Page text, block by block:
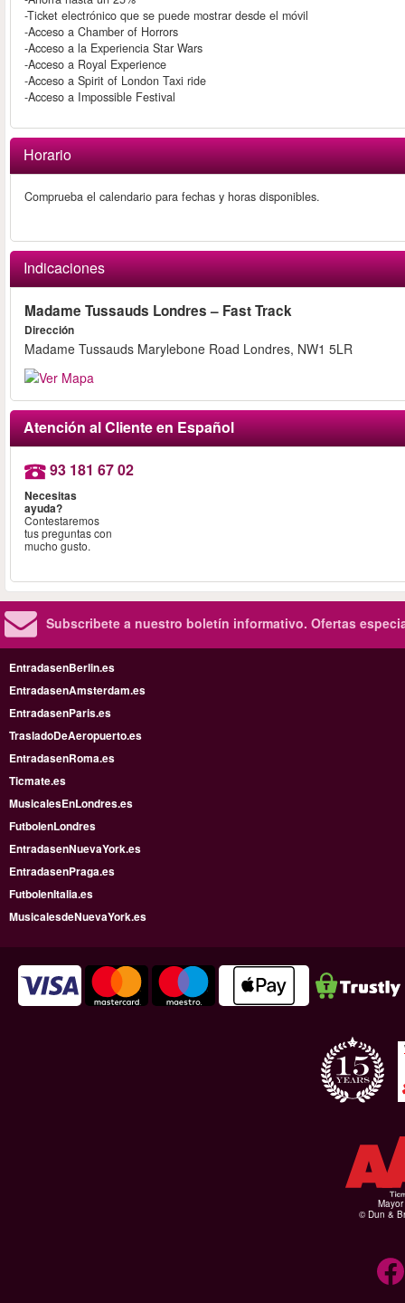
-Ticket electrónico que se puede mostrar desde el móvil
-Acceso a Chamber of Horrors
-Acceso a la Experiencia Star Wars
-Acceso a Royal Experience
-Acceso a Spirit of London Taxi ride
-Acceso a Impossible Festival
Horario
Comprueba el calendario para fechas y horas disponibles.
Indicaciones
Madame Tussauds Londres – Fast Track
Dirección
Madame Tussauds Marylebone Road Londres, NW1 5LR
Atención al Cliente en Español
93 181 67 02
Necesitas
ayuda?
Contestaremos
tus preguntas con
mucho gusto.
Subscribete a nuestro boletín informativo. Ofertas
EntradasenBerlin.es
EntradasenAmsterdam.es
EntradasenParis.es
TrasladoDeAeropuerto.es
EntradasenRoma.es
Ticmate.es
MusicalesEnLondres.es
FutbolenLondres
EntradasenNuevaYork.es
EntradasenPraga.es
FutbolenItalia.es
MusicalesdeNuevaYork.es
© Dun &